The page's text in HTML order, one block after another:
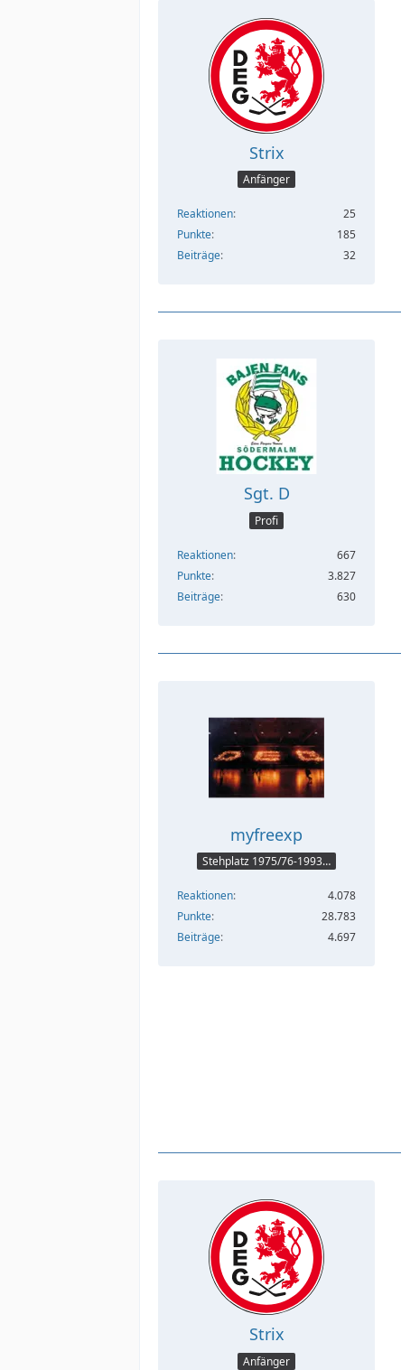
Strix
Anfänger
Reaktionen
25
Punkte
185
Beiträge
32
Sgt. D
Profi
Reaktionen
667
Punkte
3.827
Beiträge
630
myfreexp
Stehplatz 1975/76-1993/94
Reaktionen
4.078
Punkte
28.783
Beiträge
4.697
Strix
Anfänger